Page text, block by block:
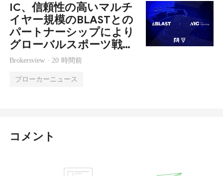
IC、信頼性の高いマルチ
イヤー規模のBLASTとの
パートナーシップにより
グローバルスポーツ戦略
を拡大
Brokersview · 20 時間前
ブローカーニュース
コメント